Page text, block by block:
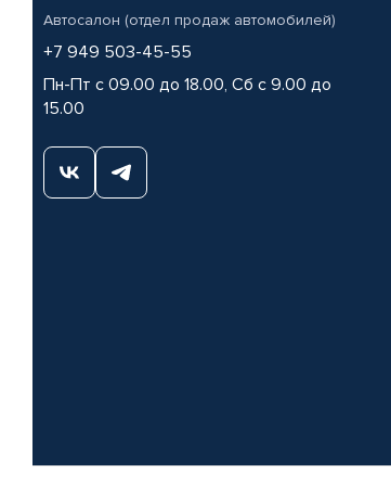
Автосалон (отдел продаж автомобилей)
+7 949 503-45-55
Пн-Пт с 09.00 до 18.00, Сб с 9.00 до
15.00